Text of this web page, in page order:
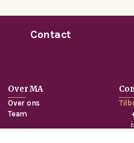
Contact
Over MA
Over ons
Team